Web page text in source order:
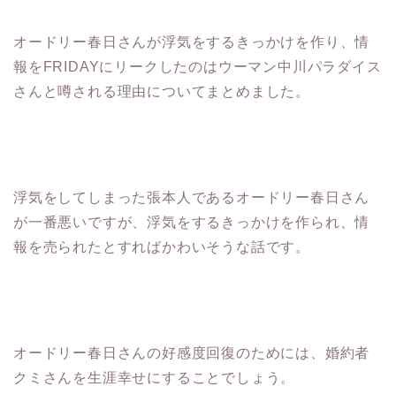
オードリー春日さんが浮気をするきっかけを作り、情
報をFRIDAYにリークしたのはウーマン中川パラダイス
さんと噂される理由についてまとめました。
浮気をしてしまった張本人であるオードリー春日さん
が一番悪いですが、浮気をするきっかけを作られ、情
報を売られたとすればかわいそうな話です。
オードリー春日さんの好感度回復のためには、婚約者
クミさんを生涯幸せにすることでしょう。